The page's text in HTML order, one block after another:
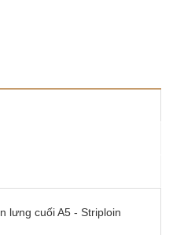
cuối A5 - Striploin